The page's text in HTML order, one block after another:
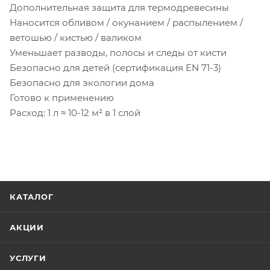
Дополнительная защита для термодревесины
Наносится обливом / окунанием / распылением /
ветошью / кистью / валиком
Уменьшает разводы, полосы и следы от кисти
Безопасно для детей (сертификация EN 71-3)
Безопасно для экологии дома
Готово к применению
Расход: 1 л ≈ 10-12 м² в 1 слой
КАТАЛОГ
АКЦИИ
УСЛУГИ